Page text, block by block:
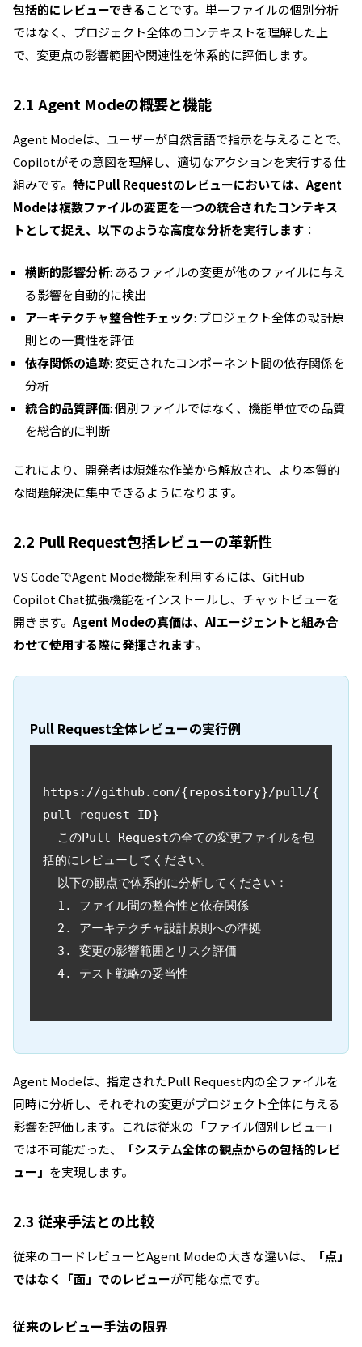
包括的にレビューできることです。単一ファイルの個別分析
ではなく、プロジェクト全体のコンテキストを理解した上
で、変更点の影響範囲や関連性を体系的に評価します。
2.1 Agent Modeの概要と機能
Agent Modeは、ユーザーが自然言語で指示を与えることで、
Copilotがその意図を理解し、適切なアクションを実行する仕
組みです。 特にPull Requestのレビューにおいては、Agent
Modeは複数ファイルの変更を一つの統合されたコンテキス
トとして捉え、以下のような高度な分析を実行します ：
横断的影響分析: あるファイルの変更が他のファイルに与え
る影響を自動的に検出
アーキテクチャ整合性チェック: プロジェクト全体の設計原
則との一貫性を評価
依存関係の追跡: 変更されたコンポーネント間の依存関係を
分析
統合的品質評価: 個別ファイルではなく、機能単位での品質
を総合的に判断
これにより、開発者は煩雑な作業から解放され、より本質的
な問題解決に集中できるようになります。
2.2 Pull Request包括レビューの革新性
VS CodeでAgent Mode機能を利用するには、GitHub
Copilot Chat拡張機能をインストールし、チャットビューを
開きます。 Agent Modeの真価は、AIエージェントと組み合
わせて使用する際に発揮されます。
Pull Request全体レビューの実行例
https://github.com/{repository}/pull/{
pull request ID}
括的にレビューしてください。
Agent Modeは、指定されたPull Request内の全ファイルを
同時に分析し、それぞれの変更がプロジェクト全体に与える
影響を評価します。これは従来の「ファイル個別レビュー」
では不可能だった、
「システム全体の観点からの包括的レビ
ュー」 を実現します。
2.3 従来手法との比較
従来のコードレビューとAgent Modeの大きな違いは、
「点」
ではなく「面」でのレビューが可能な点です。
従来のレビュー手法の限界